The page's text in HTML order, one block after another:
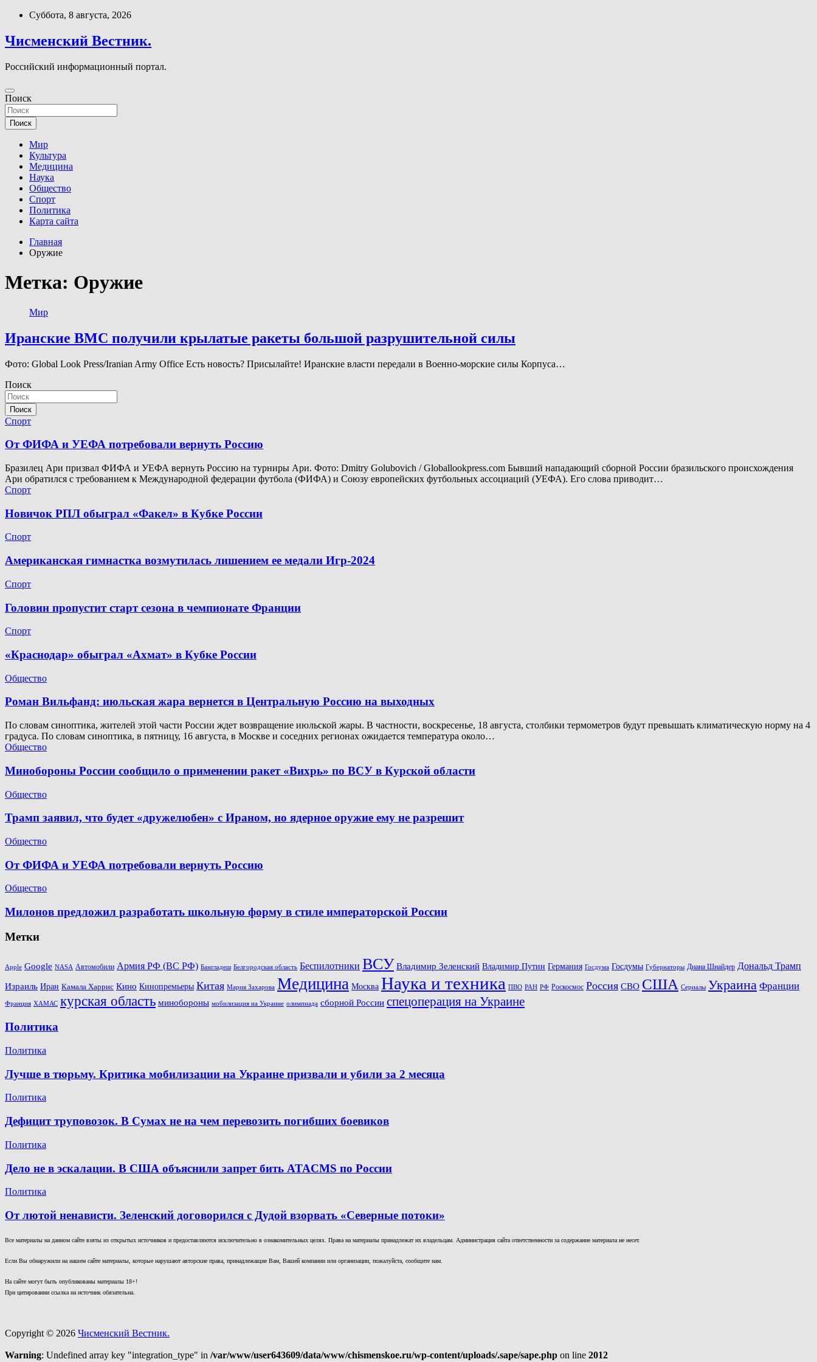
Перейти
содержимому
Суббота, 8 августа, 2026
Чисменский Вестник.
Российский информационный портал.
Поиск
Поиск
Мир
Культура
Медицина
Наука
Общество
Спорт
Политика
Карта сайта
Главная
Оружие
Метка: Оружие
Мир
Иранские ВМС получили крылатые ракеты большой разрушительной силы
Фото: Global Look Press/Iranian Army Office Есть новость? Присылайте! Иранские власти передали в Военно-морские силы Корпуса…
Поиск
Поиск
Спорт
От ФИФА и УЕФА потребовали вернуть Россию
Бразилец Ари призвал ФИФА и УЕФА вернуть Россию на турниры Ари. Фото: Dmitry Golubovich / Globallookpress.com Бывший нападающий сборной России бразильского происхождения
Ари обратился с требованием к Международной федерации футбола (ФИФА) и Союзу европейских футбольных ассоциаций (УЕФА). Его слова приводит…
Спорт
Новичок РПЛ обыграл «Факел» в Кубке России
Спорт
Американская гимнастка возмутилась лишением ее медали Игр-2024
Спорт
Головин пропустит старт сезона в чемпионате Франции
Спорт
«Краснодар» обыграл «Ахмат» в Кубке России
Общество
Роман Вильфанд: июльская жара вернется в Центральную Россию на выходных
По словам синоптика, жителей этой части России ждет возвращение июльской жары. В частности, воскресенье, 18 августа, столбики термометров будут превышать климатическую норму на 4
градуса. По словам синоптика, в пятницу, 16 августа, в Москве и соседних регионах ожидается температура около…
Общество
Минобороны России сообщило о применении ракет «Вихрь» по ВСУ в Курской области
Общество
Трамп заявил, что будет «дружелюбен» с Ираном, но ядерное оружие ему не разрешит
Общество
От ФИФА и УЕФА потребовали вернуть Россию
Общество
Милонов предложил разработать школьную форму в стиле императорской России
Метки
Apple Google NASA Автомобили Армия РФ (ВС РФ) Бангладеш Белгородская область Беспилотники ВСУ Владимир Зеленский Владимир Путин Германия Госдума Госдумы Губернаторы Диана Шнайдер Дональд Трамп
Израиль Иран Камала Харрис Кино Кинопремьеры Китая Мария Захарова Медицина Москва Наука и техника ПВО РАН РФ Роскосмос Россия СВО США Сериалы Украина Франции
Франция ХАМАС курская область минобороны мобилизация на Украине олимпиада сборной России спецоперация на Украине
Политика
Политика
Лучше в тюрьму. Критика мобилизации на Украине призвали и убили за 2 месяца
Политика
Дефицит труповозок. В Сумах не на чем перевозить погибших боевиков
Политика
Дело не в эскалации. В США объяснили запрет бить ATACMS по России
Политика
От лютой ненависти. Зеленский договорился с Дудой взорвать «Северные потоки»
Все материалы на данном сайте взяты из открытых источников и предоставляются исключительно в ознакомительных целях. Права на материалы принадлежат их владельцам. Администрация сайта ответственности за содержание материала не несет.
Если Вы обнаружили на нашем сайте материалы, которые нарушают авторские права, принадлежащие Вам, Вашей компании или организации, пожалуйста, сообщите нам.
На сайте могут быть опубликованы материалы 18+!
При цитировании ссылка на источник обязательна.
Copyright © 2026 Чисменский Вестник.
Warning: Undefined array key "integration_type" in /var/www/user643609/data/www/chismenskoe.ru/wp-content/uploads/.sape/sape.php on line 2012